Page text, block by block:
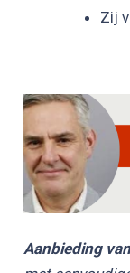
Zij
Aanbieding